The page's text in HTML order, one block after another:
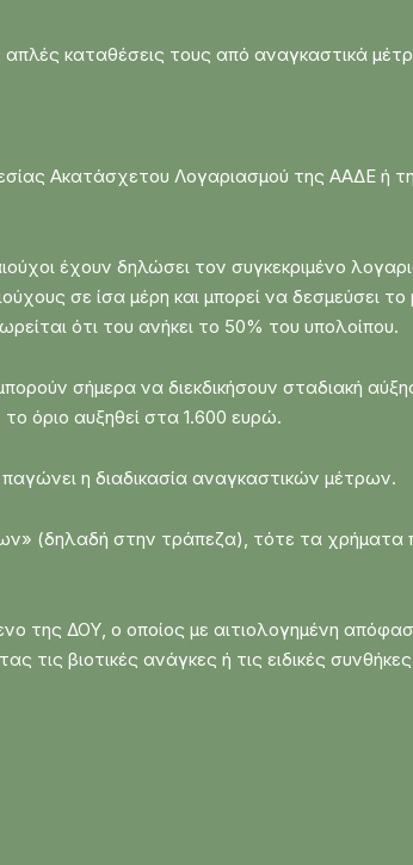
απλές καταθέσεις τους από αναγκαστικά
Ακατάσχετου Λογαριασμού της ΑΑΔΕ ή
έχουν δηλώσει τον συγκεκριμένο
σε ίσα μέρη και μπορεί να δεσμεύσει το
ότι του ανήκει το 50% του υπολοίπου.
σήμερα να διεκδικήσουν σταδιακή
όριο αυξηθεί στα 1.600 ευρώ.
η διαδικασία αναγκαστικών μέτρων.
(δηλαδή στην τράπεζα), τότε τα
της ΔΟΥ, ο οποίος με αιτιολογημένη
τις βιοτικές ανάγκες ή τις ειδικές